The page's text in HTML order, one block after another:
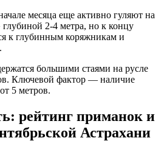
месяца еще активно гуляют на
глубиной 2-4 метра, но к концу
к глубинным коряжникам и
большими стаями на русле
Ключевой фактор — наличие
5 метров.
рейтинг приманок и
Астрахани